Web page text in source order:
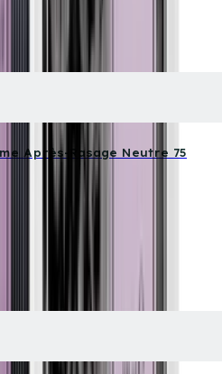
Après-Rasage Neutre 75